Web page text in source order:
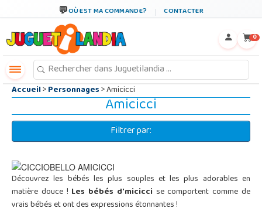
OÙ EST MA COMMANDE? CONTACTER
0
Accueil>Personnages> Amicicci
Amicicci
Filtrer par:
Découvrez les bébés les plus souples et les plus adorables en
matière douce ! Les bébés d'miciccise comportent comme de
vrais bébés et ont des expressions étonnantes !